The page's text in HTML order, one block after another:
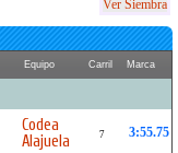
Ver Siembra
Equipo Carril Marca
Codea
Alajuela
7 3:55.75